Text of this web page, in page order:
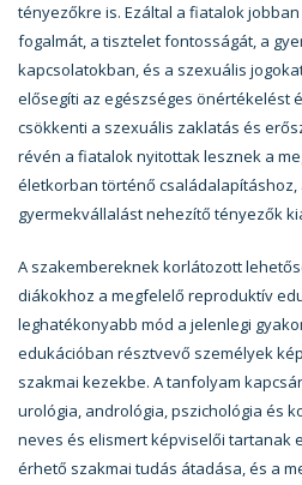
tényezőkre is. Ezáltal a fiatalok
fogalmát, a tisztelet fontosságát, a
kapcsolatokban, és a szexuális
elősegíti az egészséges önértékelést
csökkenti a szexuális zaklatás és
révén a fiatalok nyitottak lesznek a
életkorban történő családalapításhoz,
gyermekvállalást nehezítő tényezők
A szakembereknek korlátozott
diákokhoz a megfelelő reproduktív
leghatékonyabb mód a jelenlegi
edukációban résztvevő személyek
szakmai kezekbe. A tanfolyam
urológia, andrológia, pszichológia és
neves és elismert képviselői tartanak
érhető szakmai tudás átadása, és a